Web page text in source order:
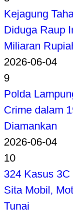
Kejagung
Diduga Raup
Miliaran
2026-06-04
9
Polda
Crime dalam
Diamankan
2026-06-04
10
324 Kasus
Sita Mobil,
Tunai